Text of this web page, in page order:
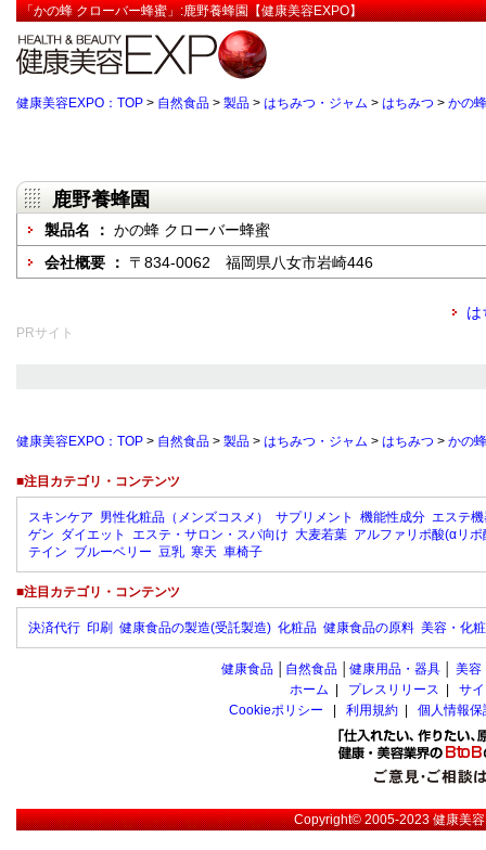
「かの蜂 クローバー蜂蜜」:鹿野養蜂園【健康美容EXPO】
健康美容EXPO：TOP > 自然食品 > 製品 > はちみつ・ジャム > はちみつ > かの
鹿野養蜂園
製品名 ： かの蜂 クローバー蜂蜜
会社概要 ： 〒834-0062 福岡県八女市岩崎446
は
PRサイト
健康美容EXPO：TOP > 自然食品 > 製品 > はちみつ・ジャム > はちみつ > かの
■注目カテゴリ・コンテンツ
スキンケア 男性化粧品（メンズコスメ） サプリメント 機能性成分 エステ
ゲン ダイエット エステ・サロン・スパ向け 大麦若葉 アルファリポ酸(αリポ
テイン ブルーベリー 豆乳 寒天 車椅子
■注目カテゴリ・コンテンツ
決済代行 印刷 健康食品の製造(受託製造) 化粧品 健康食品の原料 美容・化
健康食品 自然食品 健康用品・器具 美容
ホーム
プレスリリース
サ
Cookieポリシー
利用規約 個人情報
Copyright© 2005-2023健康美